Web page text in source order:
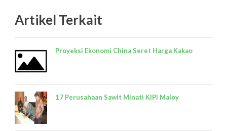
Artikel Terkait
Proyeksi Ekonomi China Seret Harga Kakao
17 Perusahaan Sawit Minati KIPI Maloy